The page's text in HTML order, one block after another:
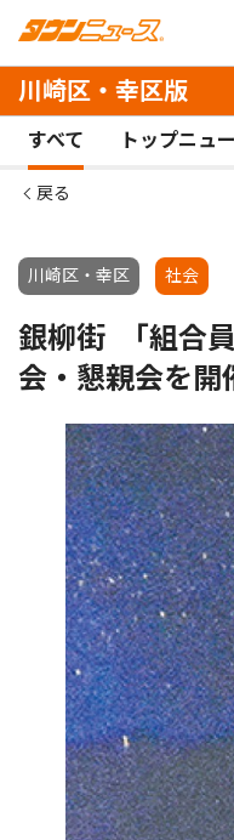
川崎区・幸区版
すべて トップニュ
戻る
川崎区・幸区 社会
銀柳街 ｢組合
会・懇親会を開